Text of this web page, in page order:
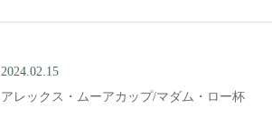
2024.02.15
アレックス・ムーアカップ/マダム・ロー杯